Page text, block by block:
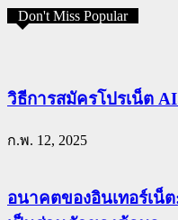
Don't Miss Popular
วิธีการสมัครโปรเน็ต
ก.พ. 12, 2025
อนาคตของอินเทอร์เน็